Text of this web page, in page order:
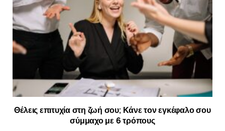
Θέλεις επιτυχία στη ζωή σου; Κάνε τον εγκέφαλο σου
σύμμαχο με 6 τρόπους